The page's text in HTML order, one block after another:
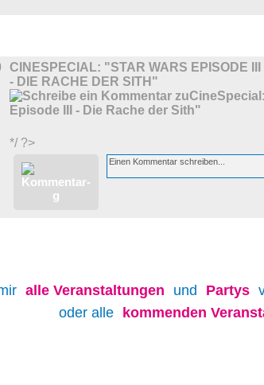
CINESPECIAL: "STAR WARS EPISODE III
- DIE RACHE DER SITH"
*/ ?>
alle Veranstaltungen und Partys
oder alle
kommenden